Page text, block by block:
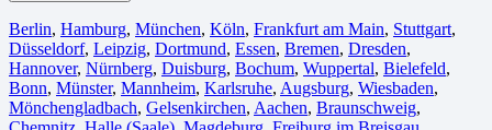
Berlin⁠, Hamburg, München, Köln⁠, Frankfurt am Main, Stuttgart,
Düsseldorf, Leipzig, Dortmund, Essen, Bremen, Dresden,
Hannover, Nürnberg, Duisburg⁠, Bochum, Wuppertal⁠, Bielefeld⁠,
Bonn⁠, Münster⁠, Mannheim, Karlsruhe, Augsburg, Wiesbaden⁠,
Mönchengladbach⁠, Gelsenkirchen⁠, Aachen⁠, Braunschweig,